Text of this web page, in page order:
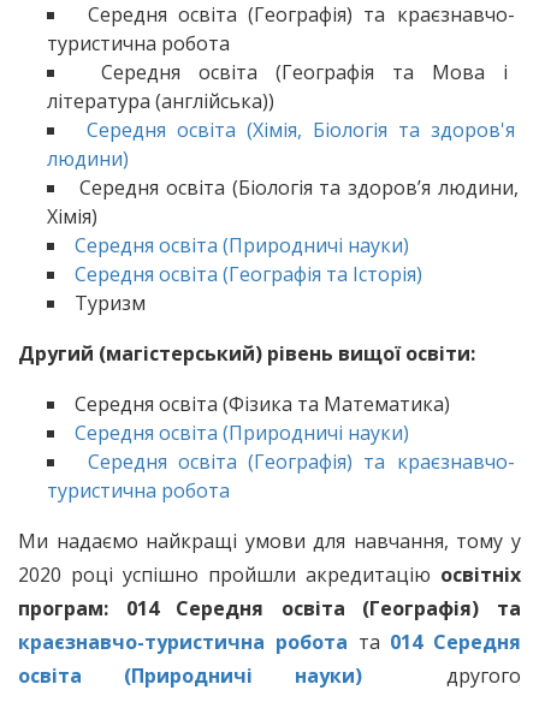
Середня освіта (Географія) та краєзнавчо-
туристична робота
Середня освіта (Географія та Мова і
література (англійська))
Середня освіта (Хімія, Біологія та здоров'я
людини)
Середня освіта (Біологія та здоров’я людини,
Хімія)
Середня освіта (Природничі науки)
Середня освіта (Географія та Історія)
Туризм
Другий (магістерський) рівень вищої освіти:
Середня освіта (Фізика та Математика)
Середня освіта (Природничі науки)
Середня освіта (Географія) та краєзнавчо-
туристична робота
Ми надаємо найкращі умови для навчання, тому у
2020 році успішно пройшли акредитацію освітніх
програм: 014 Середня освіта (Географія) та
краєзнавчо-туристична робота та 014 Середня
освіта (Природничі науки) другого